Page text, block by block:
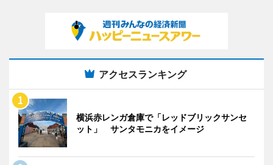
アクセスランキング
横浜赤レンガ倉庫で「レッドブリックサンセ
ット」 サンタモニカをイメージ